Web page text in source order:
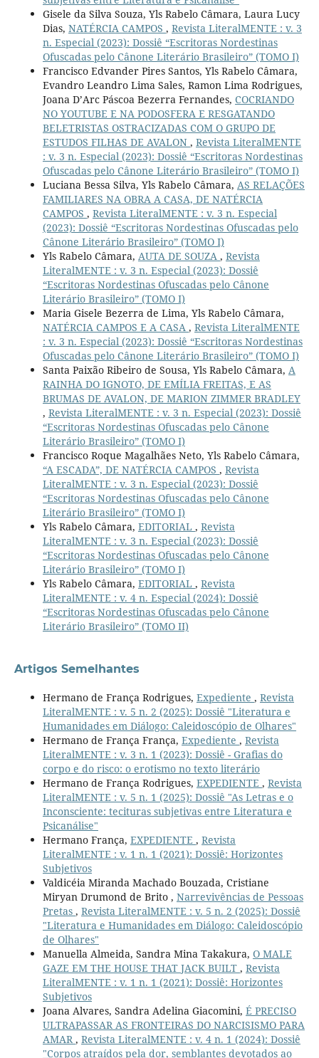
Gisele da Silva Souza, Yls Rabelo Câmara, Laura Lucy
Dias, NATÉRCIA CAMPOS , Revista LiteralMENTE : v. 3
n. Especial (2023): Dossiê “Escritoras Nordestinas
Ofuscadas pelo Cânone Literário Brasileiro” (TOMO I)
Francisco Edvander Pires Santos, Yls Rabelo Câmara,
Evandro Leandro Lima Sales, Ramon Lima Rodrigues,
Joana D’Arc Páscoa Bezerra Fernandes, COCRIANDO
NO YOUTUBE E NA PODOSFERA E RESGATANDO
BELETRISTAS OSTRACIZADAS COM O GRUPO DE
ESTUDOS FILHAS DE AVALON , Revista LiteralMENTE
: v. 3 n. Especial (2023): Dossiê “Escritoras Nordestinas
Ofuscadas pelo Cânone Literário Brasileiro” (TOMO I)
Luciana Bessa Silva, Yls Rabelo Câmara, AS RELAÇÕES
FAMILIARES NA OBRA A CASA, DE NATÉRCIA
CAMPOS , Revista LiteralMENTE : v. 3 n. Especial
(2023): Dossiê “Escritoras Nordestinas Ofuscadas pelo
Cânone Literário Brasileiro” (TOMO I)
Yls Rabelo Câmara, AUTA DE SOUZA , Revista
LiteralMENTE : v. 3 n. Especial (2023): Dossiê
“Escritoras Nordestinas Ofuscadas pelo Cânone
Literário Brasileiro” (TOMO I)
Maria Gisele Bezerra de Lima, Yls Rabelo Câmara,
NATÉRCIA CAMPOS E A CASA , Revista LiteralMENTE
: v. 3 n. Especial (2023): Dossiê “Escritoras Nordestinas
Ofuscadas pelo Cânone Literário Brasileiro” (TOMO I)
Santa Paixão Ribeiro de Sousa, Yls Rabelo Câmara, A
RAINHA DO IGNOTO, DE EMÍLIA FREITAS, E AS
BRUMAS DE AVALON, DE MARION ZIMMER BRADLEY
, Revista LiteralMENTE : v. 3 n. Especial (2023): Dossiê
“Escritoras Nordestinas Ofuscadas pelo Cânone
Literário Brasileiro” (TOMO I)
Francisco Roque Magalhães Neto, Yls Rabelo Câmara,
“A ESCADA”, DE NATÉRCIA CAMPOS , Revista
LiteralMENTE : v. 3 n. Especial (2023): Dossiê
“Escritoras Nordestinas Ofuscadas pelo Cânone
Literário Brasileiro” (TOMO I)
Yls Rabelo Câmara, EDITORIAL , Revista
LiteralMENTE : v. 3 n. Especial (2023): Dossiê
“Escritoras Nordestinas Ofuscadas pelo Cânone
Literário Brasileiro” (TOMO I)
Yls Rabelo Câmara, EDITORIAL , Revista
LiteralMENTE : v. 4 n. Especial (2024): Dossiê
“Escritoras Nordestinas Ofuscadas pelo Cânone
Literário Brasileiro” (TOMO II)
Artigos Semelhantes
Hermano de França Rodrigues, Expediente , Revista
LiteralMENTE : v. 5 n. 2 (2025): Dossiê "Literatura e
Humanidades em Diálogo: Caleidoscópio de Olhares"
Hermano de França França, Expediente , Revista
LiteralMENTE : v. 3 n. 1 (2023): Dossiê - Grafias do
corpo e do risco: o erotismo no texto literário
Hermano de França Rodrigues, EXPEDIENTE , Revista
LiteralMENTE : v. 5 n. 1 (2025): Dossiê "As Letras e o
Inconsciente: tecituras subjetivas entre Literatura e
Psicanálise"
Hermano França, EXPEDIENTE , Revista
LiteralMENTE : v. 1 n. 1 (2021): Dossiê: Horizontes
Subjetivos
Valdicéia Miranda Machado Bouzada, Cristiane
Miryan Drumond de Brito , Narrevivências de Pessoas
Pretas , Revista LiteralMENTE : v. 5 n. 2 (2025): Dossiê
"Literatura e Humanidades em Diálogo: Caleidoscópio
de Olhares"
Manuella Almeida, Sandra Mina Takakura, O MALE
GAZE EM THE HOUSE THAT JACK BUILT , Revista
LiteralMENTE : v. 1 n. 1 (2021): Dossiê: Horizontes
Subjetivos
Joana Alvares, Sandra Adelina Giacomini, É PRECISO
ULTRAPASSAR AS FRONTEIRAS DO NARCISISMO PARA
AMAR , Revista LiteralMENTE : v. 4 n. 1 (2024): Dossiê
"Corpos atraídos pela dor, semblantes devotados ao